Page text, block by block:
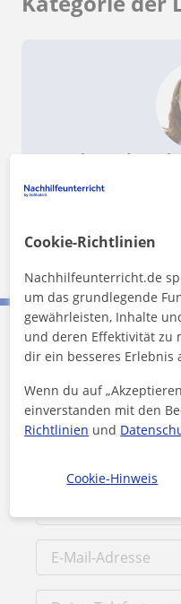
Möchtest du
Natalia
Preis pro
Cookie-Richtlinien
Nachhilfeunterricht.de
um das grundlegende
gewährleisten, Inhalte
und deren Effektivität zu
dir ein besseres Erlebnis
Wenn du auf
einverstanden mit den
Richtlinien und
Cookie-Hinweis